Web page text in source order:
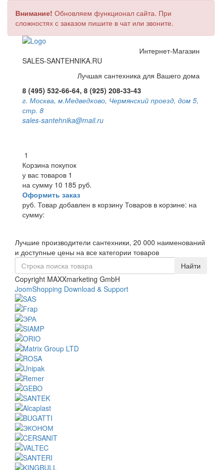
Внимание! Обновляем функционал сайта. При
сложностях с заказом пишите в чат или звоните.
Интернет-Магазин
SALES-SANTEHNIKA.RU
Лучшая сантехника для Вашего дома
8 (495) 532-66-64, 8 (925) 208-33-43
г. Москва, м.Медведково, Чермянский проезд, дом 5,
стр. 8
sales-santehnika@mail.ru
1
Корзина покупок
у вас товаров 1
на сумму 10 185 руб.
Оформить заказ
руб. Товар добавлен в корзину Товаров в корзине: на
сумму:
Лучшие производители сантехники, 20 000 наименований
и доступные цены на все категории товаров
Copyright MAXXmarketing GmbH
JoomShopping Download & Support